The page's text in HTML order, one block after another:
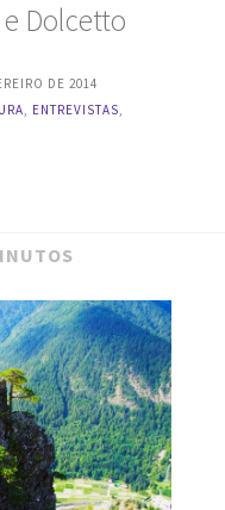
Dolcetto
ENTREVISTAS